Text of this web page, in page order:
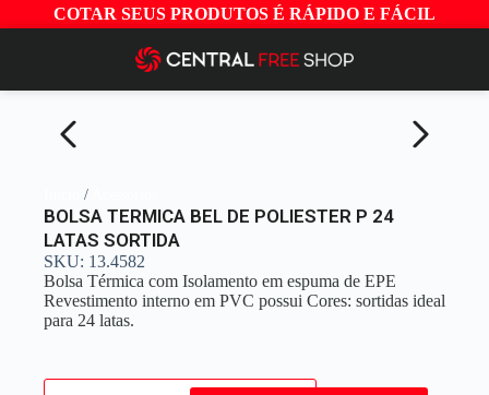
COTAR SEUS PRODUTOS É RÁPIDO E FÁCIL
/
BOLSA TERMICA BEL DE POLIESTER P 24
LATAS SORTIDA
SKU: 13.4582
Bolsa Térmica com Isolamento em espuma de EPE
Revestimento interno em PVC possui Cores: sortidas ideal
para 24 latas.